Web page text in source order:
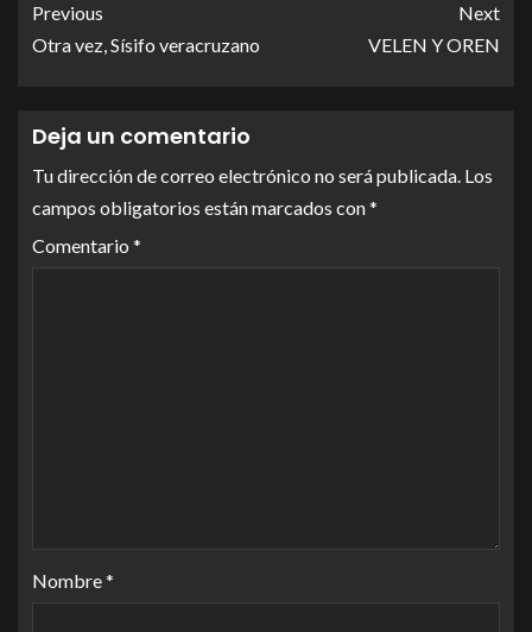
Previous
Otra vez, Sísifo veracruzano
Next
VELEN Y OREN
Deja un comentario
Tu dirección de correo electrónico no será publicada. Los
campos obligatorios están marcados con*
Comentario *
Nombre*